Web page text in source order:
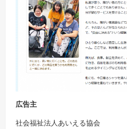
広告主
社会福祉法人あいえる協会